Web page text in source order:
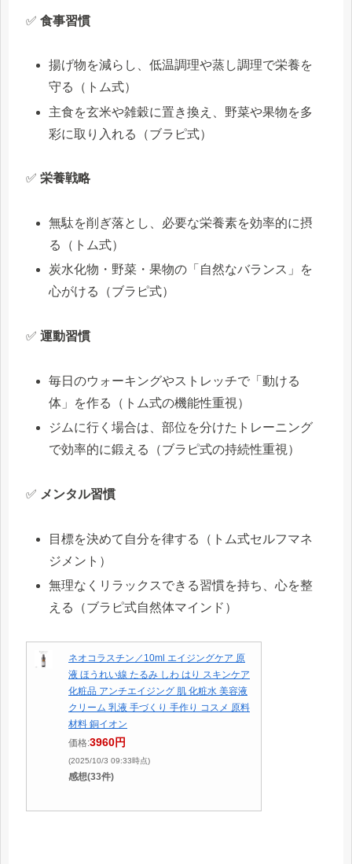
✅ 食事習慣
揚げ物を減らし、低温調理や蒸し調理で栄養を
守る（トム式）
主食を玄米や雑穀に置き換え、野菜や果物を多
彩に取り入れる（ブラピ式）
✅ 栄養戦略
無駄を削ぎ落とし、必要な栄養素を効率的に摂
る（トム式）
炭水化物・野菜・果物の「自然なバランス」を
心がける（ブラピ式）
✅ 運動習慣
毎日のウォーキングやストレッチで「動ける
体」を作る（トム式の機能性重視）
ジムに行く場合は、部位を分けたトレーニング
で効率的に鍛える（ブラピ式の持続性重視）
✅ メンタル習慣
目標を決めて自分を律する（トム式セルフマネ
ジメント）
無理なくリラックスできる習慣を持ち、心を整
える（ブラピ式自然体マインド）
ネオコラスチン／10ml エイジングケア 原
液 ほうれい線 たるみ しわ はり スキンケア
化粧品 アンチエイジング 肌 化粧水 美容液
クリーム 乳液 手づくり 手作り コスメ 原料
材料 銅イオン
価格:3960円
(2025/10/3 09:33時点)
感想(33件)